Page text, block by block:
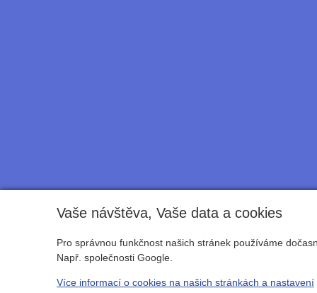
Vaše návštěva, Vaše data a cookies
Pro správnou funkčnost našich stránek používáme
Např. společnosti Google.
Více informací o cookies na našich stránkách a nastavení